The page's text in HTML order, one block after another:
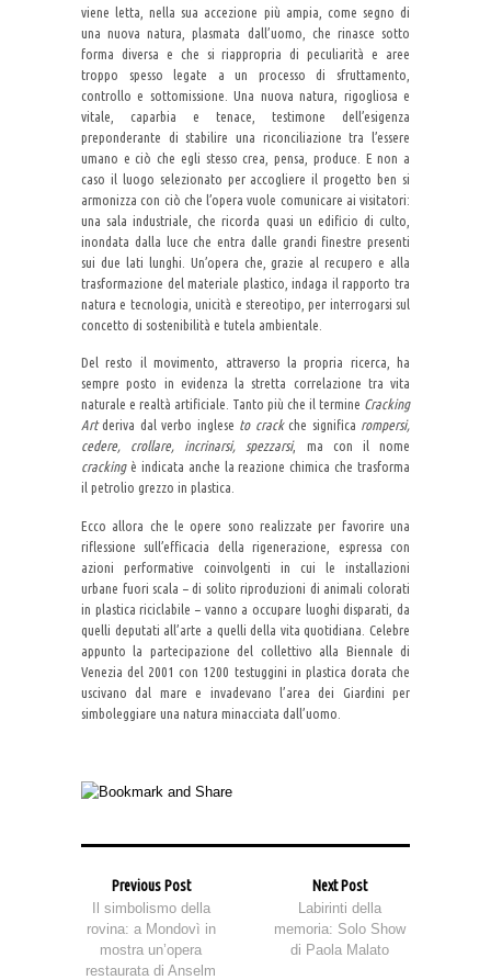
viene letta, nella sua accezione più ampia, come segno di
una nuova natura, plasmata dall’uomo, che rinasce sotto
forma diversa e che si riappropria di peculiarità e aree
troppo spesso legate a un processo di sfruttamento,
controllo e sottomissione. Una nuova natura, rigogliosa e
vitale, caparbia e tenace, testimone dell’esigenza
preponderante di stabilire una riconciliazione tra l’essere
umano e ciò che egli stesso crea, pensa, produce. E non a
caso il luogo selezionato per accogliere il progetto ben si
armonizza con ciò che l’opera vuole comunicare ai visitatori:
una sala industriale, che ricorda quasi un edificio di culto,
inondata dalla luce che entra dalle grandi finestre presenti
sui due lati lunghi. Un’opera che, grazie al recupero e alla
trasformazione del materiale plastico, indaga il rapporto tra
natura e tecnologia, unicità e stereotipo, per interrogarsi sul
concetto di sostenibilità e tutela ambientale.
Del resto il movimento, attraverso la propria ricerca, ha
sempre posto in evidenza la stretta correlazione tra vita
naturale e realtà artificiale. Tanto più che il termine Cracking
Artderiva dal verbo inglese to crackche significa rompersi,
cedere, crollare, incrinarsi, spezzarsi, ma con il nome
cracking è indicata anche la reazione chimica che trasforma
il petrolio grezzo in plastica.
Ecco allora che le opere sono realizzate per favorire una
riflessione sull’efficacia della rigenerazione, espressa con
azioni performative coinvolgenti in cui le installazioni
urbane fuori scala – di solito riproduzioni di animali colorati
in plastica riciclabile – vanno a occupare luoghi disparati, da
quelli deputati all’arte a quelli della vita quotidiana. Celebre
appunto la partecipazione del collettivo alla Biennale di
Venezia del 2001 con 1200 testuggini in plastica dorata che
uscivano dal mare e invadevano l’area dei Giardini per
simboleggiare una natura minacciata dall’uomo.
Previous Post
Il simbolismo della
rovina: a Mondovì in
mostra un’opera
restaurata di Anselm
Next Post
Labirinti della
memoria: Solo Show
di Paola Malato